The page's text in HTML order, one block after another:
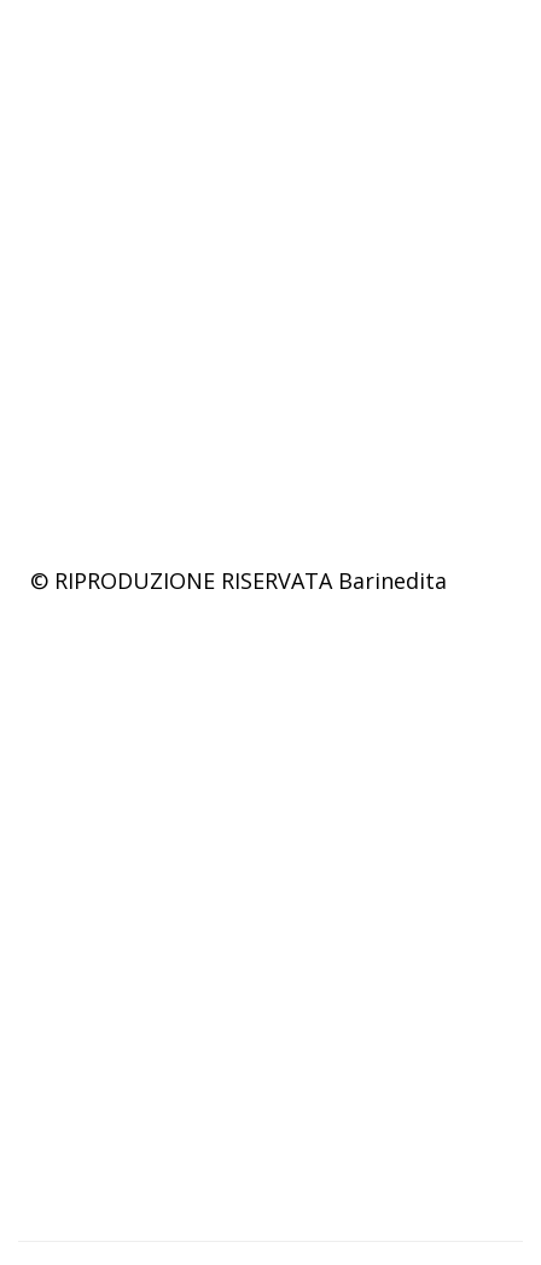
© RIPRODUZIONE RISERVATA Barinedita